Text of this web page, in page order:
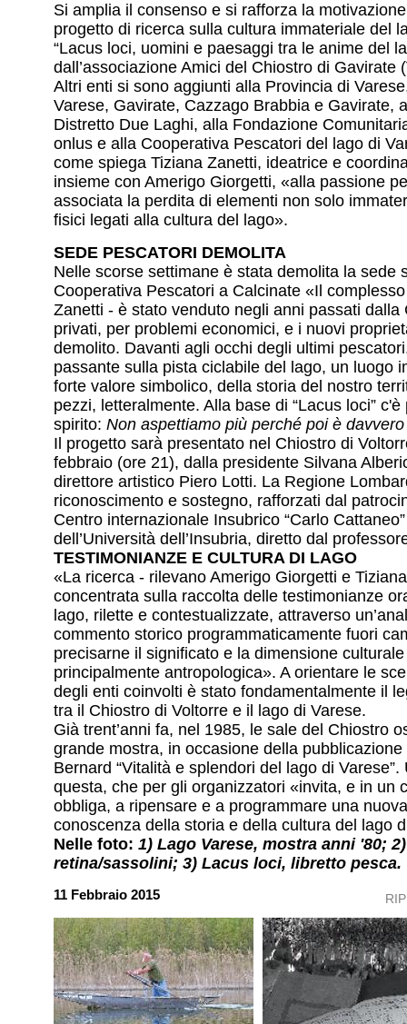
Si amplia il consenso e si rafforza la
progetto di ricerca sulla cultura immateriale del
“Lacus loci, uomini e paesaggi tra le anime del
dall’associazione Amici del Chiostro di Gavirate
Altri enti si sono aggiunti alla Provincia di
Varese, Gavirate, Cazzago Brabbia e Gavirate,
Distretto Due Laghi, alla Fondazione
onlus e alla Cooperativa Pescatori del lago di
come spiega Tiziana Zanetti, ideatrice e
insieme con Amerigo Giorgetti, «alla passione
associata la perdita di elementi non solo
fisici legati alla cultura del lago».
SEDE PESCATORI DEMOLITA
Nelle scorse settimane è stata demolita la sede
Cooperativa Pescatori a Calcinate «Il
Zanetti - è stato venduto negli anni passati dalla
privati, per problemi economici, e i nuovi
demolito. Davanti agli occhi degli ultimi
passante sulla pista ciclabile del lago, un luogo
forte valore simbolico, della storia del nostro
pezzi, letteralmente. Alla base di “Lacus loci”
spirito: Non aspettiamo più perché poi è
Il progetto sarà presentato nel Chiostro di
febbraio (ore 21), dalla presidente Silvana
direttore artistico Piero Lotti. La Regione
riconoscimento e sostegno, rafforzati dal
Centro internazionale Insubrico “Carlo
dell’Università dell’Insubria, diretto dal
TESTIMONIANZE E CULTURA DI LAGO
«La ricerca - rilevano Amerigo Giorgetti e
concentrata sulla raccolta delle testimonianze
lago, rilette e contestualizzate, attraverso
commento storico programmaticamente fuori
precisarne il significato e la dimensione
principalmente antropologica». A orientare le
degli enti coinvolti è stato fondamentalmente il
tra il Chiostro di Voltorre e il lago di Varese.
Già trent’anni fa, nel 1985, le sale del Chiostro
grande mostra, in occasione della
Bernard “Vitalità e splendori del lago di
questa, che per gli organizzatori «invita, e in un
obbliga, a ripensare e a programmare una
conoscenza della storia e della cultura del lago
Nelle foto: 1) Lago Varese, mostra anni '80;
retina/sassolini; 3) Lacus loci, libretto pesca.
11 Febbraio 2015